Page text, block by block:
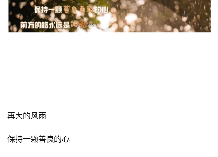
再大的风雨
保持一颗善良的心